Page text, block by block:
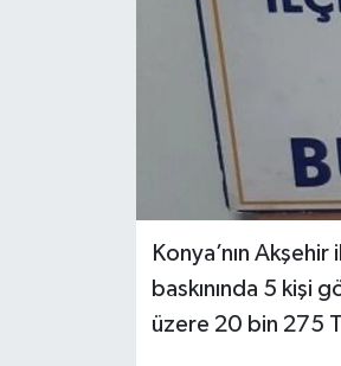
Konya’nın
baskınında 5 kişi
üzere 20 bin 275